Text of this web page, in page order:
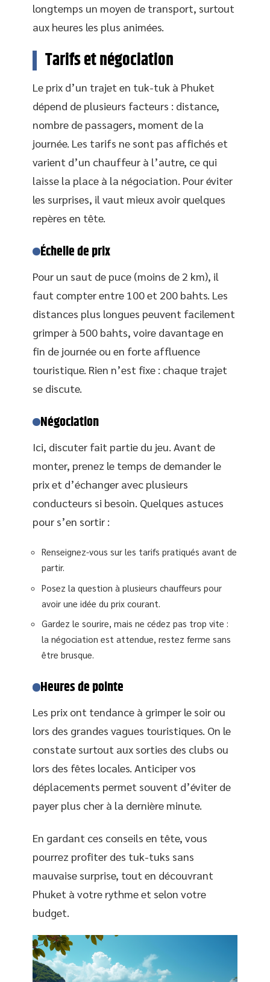
longtemps un moyen de transport, surtout
aux heures les plus animées.
Tarifs et négociation
Le prix d’un trajet en tuk-tuk à Phuket
dépend de plusieurs facteurs : distance,
nombre de passagers, moment de la
journée. Les tarifs ne sont pas affichés et
varient d’un chauffeur à l’autre, ce qui
laisse la place à la négociation. Pour éviter
les surprises, il vaut mieux avoir quelques
repères en tête.
Échelle de prix
Pour un saut de puce (moins de 2 km), il
faut compter entre 100 et 200 bahts. Les
distances plus longues peuvent facilement
grimper à 500 bahts, voire davantage en
fin de journée ou en forte affluence
touristique. Rien n’est fixe : chaque trajet
se discute.
Négociation
Ici, discuter fait partie du jeu. Avant de
monter, prenez le temps de demander le
prix et d’échanger avec plusieurs
conducteurs si besoin. Quelques astuces
pour s’en sortir :
Renseignez-vous sur les tarifs pratiqués avant de
partir.
Posez la question à plusieurs chauffeurs pour
avoir une idée du prix courant.
Gardez le sourire, mais ne cédez pas trop vite :
la négociation est attendue, restez ferme sans
être brusque.
Heures de pointe
Les prix ont tendance à grimper le soir ou
lors des grandes vagues touristiques. On le
constate surtout aux sorties des clubs ou
lors des fêtes locales. Anticiper vos
déplacements permet souvent d’éviter de
payer plus cher à la dernière minute.
En gardant ces conseils en tête, vous
pourrez profiter des tuk-tuks sans
mauvaise surprise, tout en découvrant
Phuket à votre rythme et selon votre
budget.